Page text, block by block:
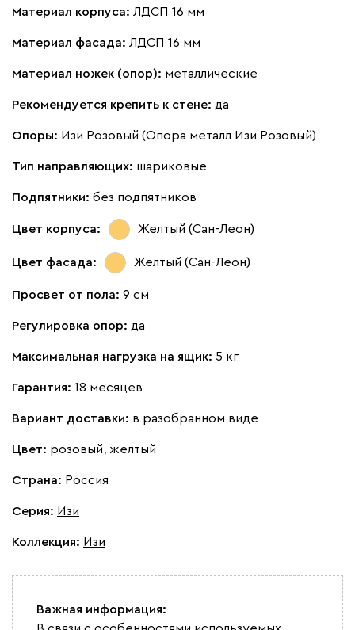
Материал корпуса: ЛДСП 16 мм
Материал фасада: ЛДСП 16 мм
Материал ножек (опор): металлические
Рекомендуется крепить к стене: да
Опоры: Изи Розовый (Опора металл Изи Розовый)
Тип направляющих: шариковые
Подпятники: без подпятников
Цвет корпуса: Желтый (Сан-Леон)
Цвет фасада: Желтый (Сан-Леон)
Просвет от пола: 9 см
Регулировка опор: да
Максимальная нагрузка на ящик: 5 кг
Гарантия: 18 месяцев
Вариант доставки: в разобранном виде
Цвет: розовый, желтый
Страна: Россия
Серия: Изи
Коллекция: Изи
Важная информация: